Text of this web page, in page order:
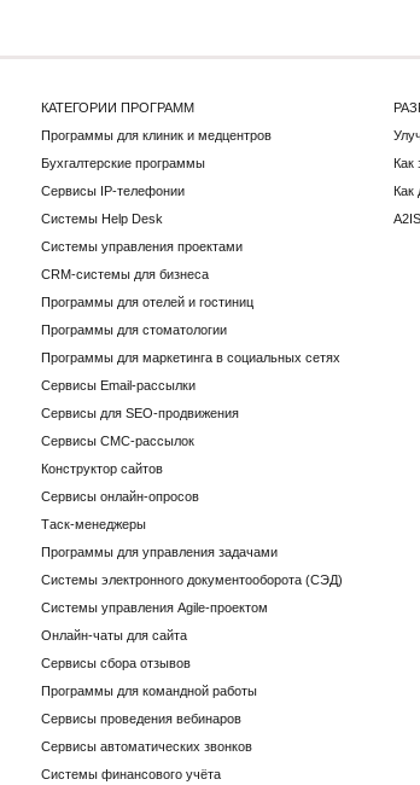
КАТЕГОРИИ ПРОГРАММ
Программы для клиник и медцентров
Бухгалтерские программы
Сервисы IP-телефонии
Системы Help Desk
Системы управления проектами
CRM-системы для бизнеса
Программы для отелей и гостиниц
Программы для стоматологии
Программы для маркетинга в социальных сетях
Сервисы Email-рассылки
Сервисы для SEO-продвижения
Сервисы СМС-рассылок
Конструктор сайтов
Сервисы онлайн-опросов
Таск-менеджеры
Программы для управления задачами
Системы электронного документооборота (СЭД)
Системы управления Agile-проектом
Онлайн-чаты для сайта
Сервисы сбора отзывов
Программы для командной работы
Сервисы проведения вебинаров
Сервисы автоматических звонков
Системы финансового учёта
Как
A2IS